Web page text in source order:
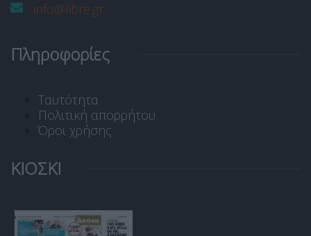
info@libre.gr
Πληροφορίες
Ταυτότητα
Πολιτική απορρήτου
Όροι χρήσης
ΚΙΟΣΚΙ